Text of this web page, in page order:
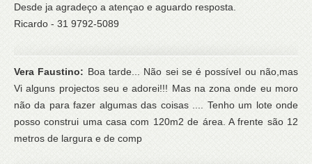
Desde ja agradeço a atençao e aguardo resposta.
Ricardo - 31 9792-5089
Vera Faustino: Boa tarde... Não sei se é possível ou não,mas
Vi alguns projectos seu e adorei!!! Mas na zona onde eu moro
não da para fazer algumas das coisas .... Tenho um lote onde
posso construi uma casa com 120m2 de área. A frente são 12
metros de largura e de comp